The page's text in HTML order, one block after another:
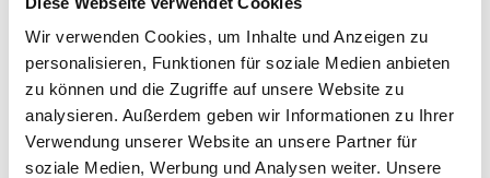
Wir verwenden Cookies, um Inhalte und Anzeigen zu
personalisieren, Funktionen für soziale Medien anbieten
zu können und die Zugriffe auf unsere Website zu
analysieren. Außerdem geben wir Informationen zu Ihrer
Verwendung unserer Website an unsere Partner für
soziale Medien, Werbung und Analysen weiter. Unsere